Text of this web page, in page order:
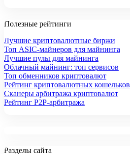
Полезные рейтинги
Лучшие криптовалютные биржи
Топ ASIC-майнеров для майнинга
Лучшие пулы для майнинга
Облачный майнинг: топ сервисов
Топ обменников криптовалют
Рейтинг криптовалютных кошельков
Сканеры арбитража криптовалют
Рейтинг P2P-арбитража
Разделы сайта